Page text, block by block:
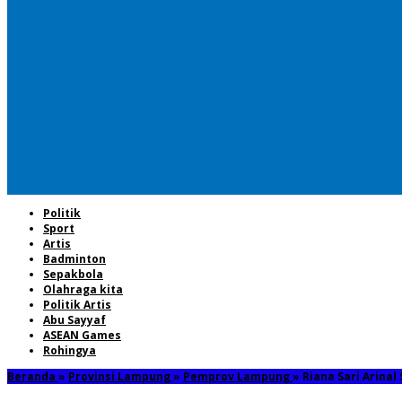
Politik
Sport
Artis
Badminton
Sepakbola
Olahraga kita
Politik Artis
Abu Sayyaf
ASEAN Games
Rohingya
Beranda » Provinsi Lampung» Pemprov Lampung» Riana Sari Arinal